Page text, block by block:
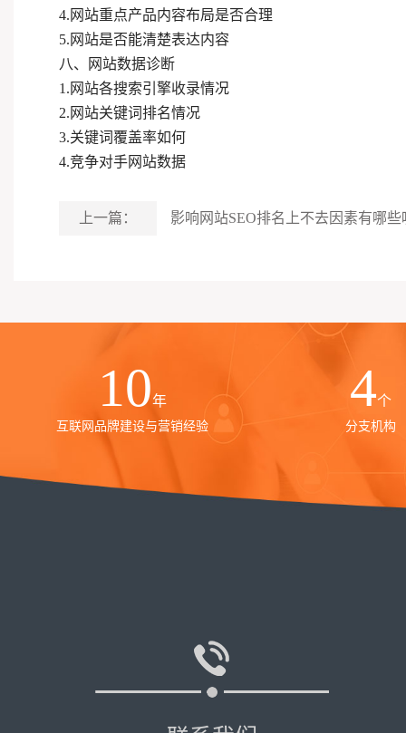
4.网站重点产品内容布局是否合理
5.网站是否能清楚表达内容
八、网站数据诊断
1.网站各搜索引擎收录情况
2.网站关键词排名情况
3.关键词覆盖率如何
4.竞争对手网站数据
上一篇： 影响网站SEO排名上不去因素有哪些
10年
互联网品牌建设与营销经验
4个
分支机构